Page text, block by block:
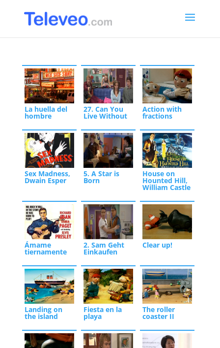
La huella del
hombre
27. Can You
Live Without
Action with
fractions
Sex Madness,
Dwain Esper
5. A Star is
Born
House on
Hounted Hill,
William Castle
Ámame
tiernamente
2. Sam Geht
Einkaufen
Clear up!
Landing on
the island
Fiesta en la
playa
The roller
coaster II